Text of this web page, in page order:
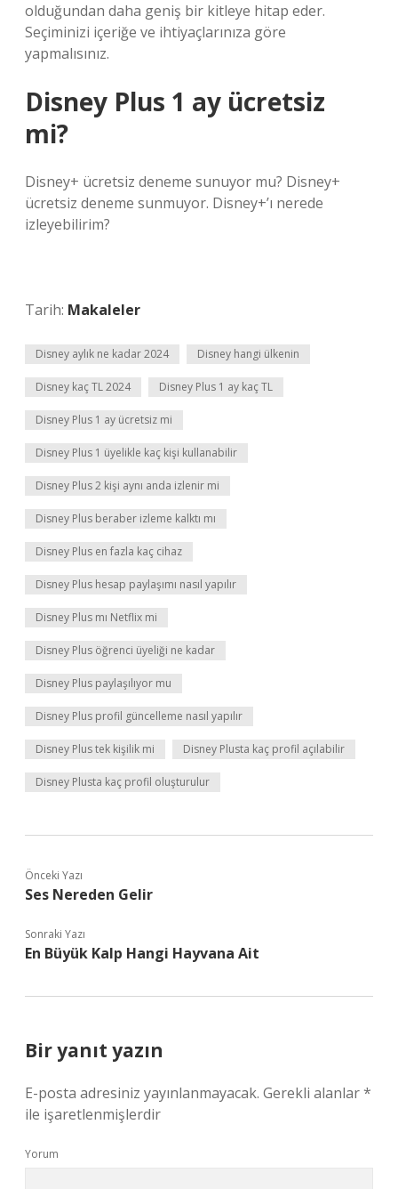
olduğundan daha geniş bir kitleye hitap eder.
Seçiminizi içeriğe ve ihtiyaçlarınıza göre
yapmalısınız.
Disney Plus 1 ay ücretsiz
mi?
Disney+ ücretsiz deneme sunuyor mu? Disney+
ücretsiz deneme sunmuyor. Disney+’ı nerede
izleyebilirim?
Tarih: Makaleler
Disney aylık ne kadar 2024 Disney hangi ülkenin
Disney kaç TL 2024 Disney Plus 1 ay kaç TL
Disney Plus 1 ay ücretsiz mi
Disney Plus 1 üyelikle kaç kişi kullanabilir
Disney Plus 2 kişi aynı anda izlenir mi
Disney Plus beraber izleme kalktı mı
Disney Plus en fazla kaç cihaz
Disney Plus hesap paylaşımı nasıl yapılır
Disney Plus mı Netflix mi
Disney Plus öğrenci üyeliği ne kadar
Disney Plus paylaşılıyor mu
Disney Plus profil güncelleme nasıl yapılır
Disney Plus tek kişilik mi Disney Plusta kaç profil açılabilir
Disney Plusta kaç profil oluşturulur
Önceki Yazı
Ses Nereden Gelir
Sonraki Yazı
En Büyük Kalp Hangi Hayvana Ait
Bir yanıt yazın
E-posta adresiniz yayınlanmayacak. Gerekli alanlar*
ile işaretlenmişlerdir
Yorum